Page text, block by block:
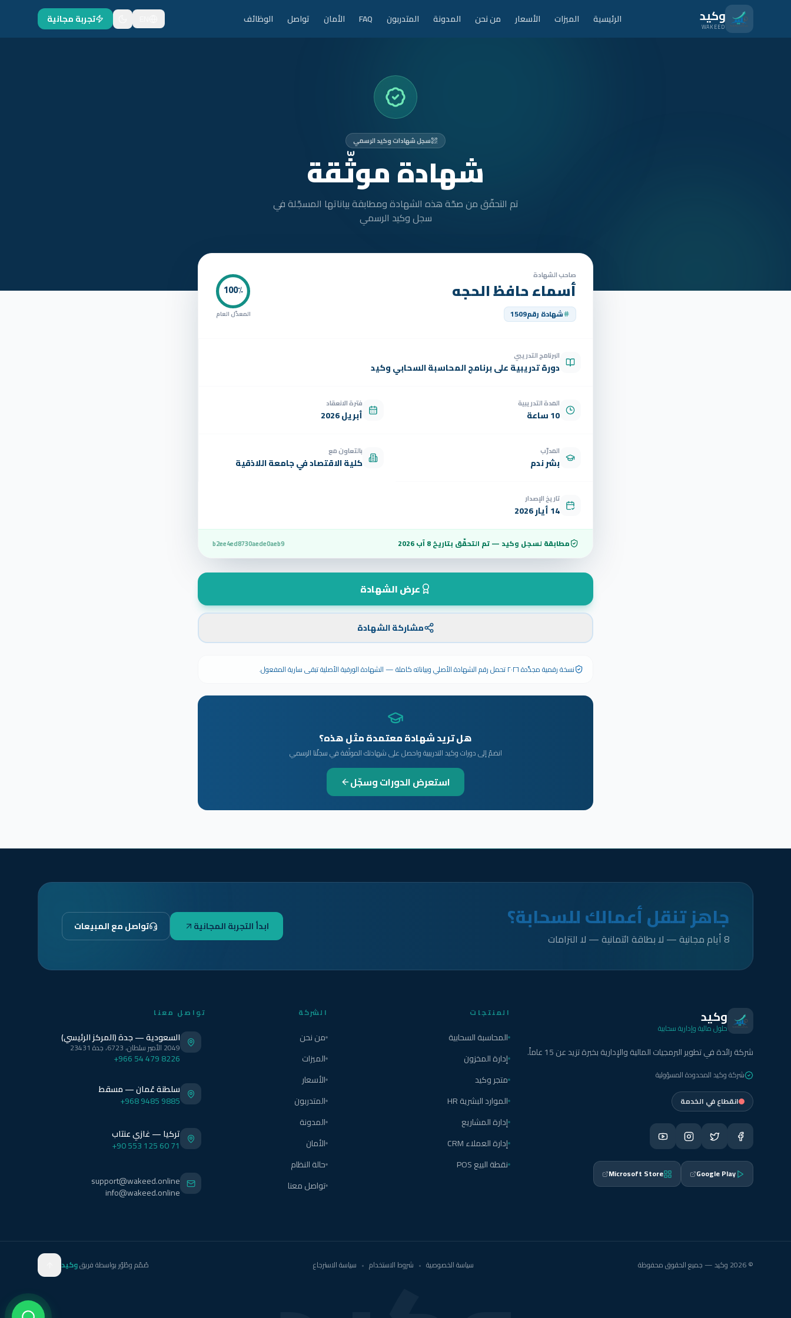
انتقل للمحتوى الرئيسيوكيد
WAKEED الرئيسية الميزات الأسعار من نحن المدونة المتدربون FAQ الأمان تواصل الوظائف تجربة مجانية
سجل شهادات وكيد الرسمي
شهادة موثّقة
تم التحقّق من صحّة هذه الشهادة ومطابقة بياناتها المسجّلة في
سجل وكيد الرسمي
صاحب الشهادة
أسماء حافظ الحجه
شهادة رقم1509
100٪
المعدّل العام
البرنامج التدريبي
دورة تدريبية على برنامج المحاسبة السحابي وكيد
المدة التدريبية
10 ساعة
فترة الانعقاد
أبريل 2026
المدرّب
بشر ندم
بالتعاون مع
كلية الاقتصاد في جامعة اللاذقية
تاريخ الإصدار
14 أيار 2026
مطابقة لسجل وكيد — تم التحقّق بتاريخ8 آب 2026 b2ee4ed8730aede0aeb9
عرض الشهادة
مشاركة الشهادة
نسخة رقمية مجدَّدة ٢٠٢٦ تحمل رقم الشهادة الأصلي وبياناته كاملة — الشهادة الورقية الأصلية تبقى سارية المفعول.
هل تريد شهادة معتمدة مثل هذه؟
انضمّ إلى دورات وكيد التدريبية واحصل على شهادتك الموثّقة في سجلّنا الرسمي
استعرض الدورات وسجّل
جاهز تنقل أعمالك للسحابة؟
8 أيام مجانية — لا بطاقة ائتمانية — لا التزامات
ابدأ التجربة المجانية تواصل مع المبيعات
وكيد
حلول مالية وإدارية سحابية
شركة رائدة في تطوير البرمجيات المالية والإدارية بخبرة تزيد عن 15 عاماً.
شركة وكيد المحدودة المسؤولية
انقطاع في الخدمة
Google Play
Microsoft Store
المنتجات
المحاسبة السحابية
إدارة المخزون
متجر وكيد
الموارد البشرية HR
إدارة المشاريع
إدارة العملاء CRM
نقطة البيع POS
الشركة
من نحن
الميزات
الأسعار
المتدربون
المدونة
الأمان
حالة النظام
تواصل معنا
تواصل معنا
السعودية — جدة (المركز الرئيسي)
2049 الأمير سلطان، 6723، جدة 23431
+966 54 479 8226
سلطنة عُمان — مسقط
+968 9485 9885
تركيا — غازي عنتاب
+90 553 125 60 71
support@wakeed.online
info@wakeed.online
© 2026 وكيد — جميع الحقوق محفوظة سياسة الخصوصية • شروط الاستخدام • سياسة الاسترجاع صُمّم وطُوّر بواسطة فريقوكيد